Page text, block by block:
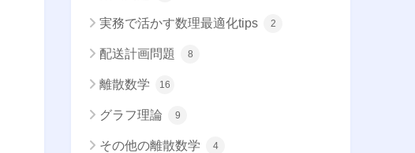
実務で活かす数理最適化tips 2
配送計画問題 8
離散数学 16
グラフ理論 9
その他の離散数学 4